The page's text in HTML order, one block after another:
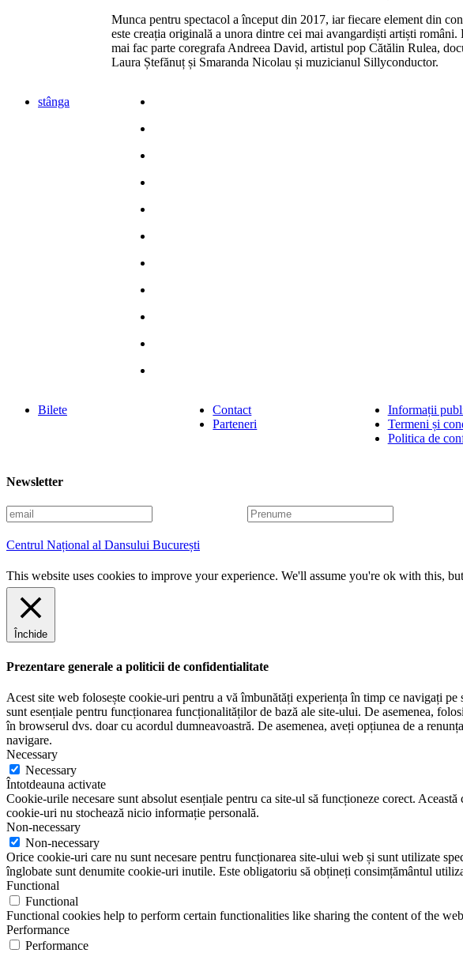
Munca pentru spectacol a început din 2017, iar fiecare element din
este creația originală a unora dintre cei mai avangardiști artiști români.
mai fac parte coregrafa Andreea David, artistul pop Cătălin Rulea,
Laura Ștefănuț și Smaranda Nicolau și muzicianul Sillyconductor.
stânga
Bilete
Contact
Parteneri
Informații
Termeni și
Politica de
Newsletter
E
m
a
i
l
P
r
u
m
Centrul Național al Dansului București
This website uses cookies to improve your experience. We'll assume you're ok with this,
Închide
Prezentare generale a politicii de confidentialitate
Acest site web folosește cookie-uri pentru a vă îmbunătăți experiența în timp ce navigați
sunt esențiale pentru funcționarea funcționalităților de bază ale site-ului. De asemenea,
în browserul dvs. doar cu acordul dumneavoastră. De asemenea, aveți opțiunea de a
navigare.
Necessary
Necessary
Întotdeauna activate
Cookie-urile necesare sunt absolut esențiale pentru ca site-ul să funcționeze corect.
cookie-uri nu stochează nicio informație personală.
Non-necessary
Non-necessary
Orice cookie-uri care nu sunt necesare pentru funcționarea site-ului web și sunt utilizate
înglobate sunt denumite cookie-uri inutile. Este obligatoriu să obțineți consimțământul
Functional
Functional
Functional cookies help to perform certain functionalities like sharing the content of the
Performance
Performance